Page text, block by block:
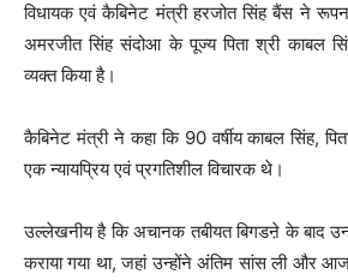
विधायक एवं कैबिनेट मंत्री हरजोत सिंह बैंस ने
अमरजीत सिंह संदोआ के पूज्य पिता श्री काबल
व्यक्त किया है।
कैबिनेट मंत्री ने कहा कि 90 वर्षीय काबल सिंह,
एक न्यायप्रिय एवं प्रगतिशील विचारक थे।
उल्लेखनीय है कि अचानक तबीयत बिगडऩे के बाद
कराया गया था, जहां उन्होंने अंतिम सांस ली और